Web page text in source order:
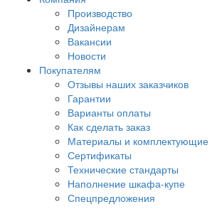
Производство
Дизайнерам
Вакансии
Новости
Покупателям
Отзывы наших заказчиков
Гарантии
Варианты оплаты
Как сделать заказ
Материалы и комплектующие
Сертификаты
Технические стандарты
Наполнение шкафа-купе
Спецпредложения